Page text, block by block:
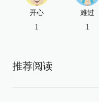
开心
1
难过
1
推荐阅读